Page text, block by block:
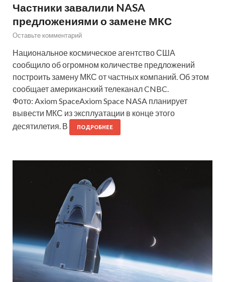
Частники завалили NASA
предложениями о замене МКС
Оставьте комментарий
Национальное космическое агентство США
сообщило об огромном количестве предложений
построить замену МКС от частных компаний. Об этом
сообщает американский телеканал CNBC.
Фото: Axiom SpaceAxiom Space NASA планирует
вывести МКС из эксплуатации в конце этого
десятилетия. В
ПОДРОБНЕЕ